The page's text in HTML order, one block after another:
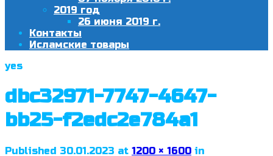
2019 год
26 июня 2019 г.
Контакты
Исламские товары
yes
dbc32971-7747-4647-
bb25-f2edc2e784a1
Published 30.01.2023 at 1200 × 1600 in